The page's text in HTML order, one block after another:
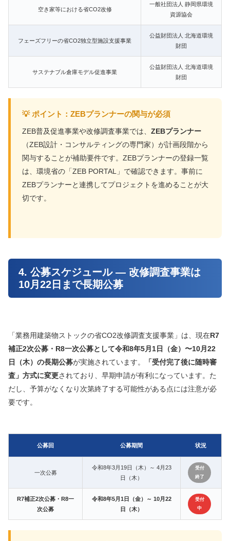
空き家等における省CO2改修
一般社団法人 静岡県環境
資源協会
フェーズフリーの省CO2独立型施設支援事業
公益財団法人 北海道環境
財団
サステナブル倉庫モデル促進事業
公益財団法人 北海道環境
財団
💡 ポイント：ZEBプランナーの関与が必須
ZEB普及促進事業や改修調査事業では、 ZEBプランナー
（ZEB設計・コンサルティングの専門家）が計画段階から
関与することが補助要件です。ZEBプランナーの登録一覧
は、環境省の「ZEB PORTAL」で確認できます。事前に
ZEBプランナーと連携してプロジェクトを進めることが大
切です。
4. 公募スケジュール — 改修調査事業は
10月22日まで長期公募
「業務用建築物ストックの省CO2改修調査支援事業」は、現在R7
補正2次公募・R8一次公募として令和8年5月1日（金）〜10月22
日（木）の長期公募が実施されています。
「受付完了後に随時審
査」方式に変更されており、早期申請が有利になっています。た
だし、予算がなくなり次第終了する可能性がある点には注意が必
要です。
公募回 公募期間 状況
一次公募
令和8年3月19日（木）～ 4月23
日（木）
受付
終了
R7補正2次公募・R8一
次公募
令和8年5月1日（金）～ 10月22
日（木）
受付
中